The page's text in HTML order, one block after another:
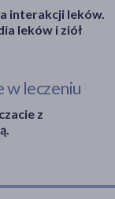
interakcji leków.
leków i ziół
w leczeniu
z